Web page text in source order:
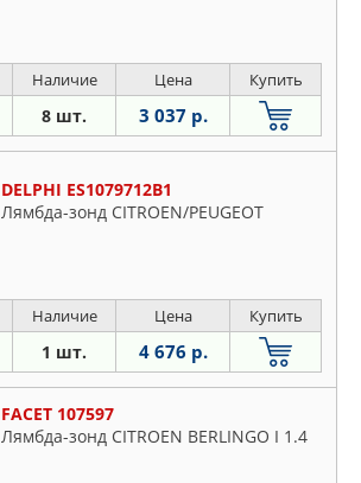
Наличие Цена Купить
8 шт. 3 037 р.
DELPHI ES1079712B1
Лямбда-зонд CITROEN/PEUGEOT
Наличие Цена Купить
1 шт. 4 676 р.
FACET 107597
Лямбда-зонд CITROEN BERLINGO I 1.4